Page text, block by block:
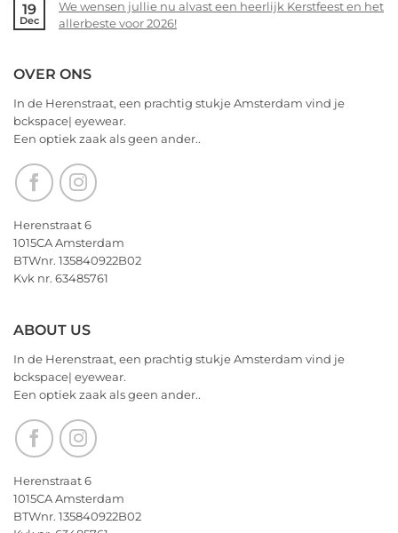
allerbeste
voor
bckspace
|
on
14
Valentijnsdag
19
Dec
We wensen jullie nu alvast een heerlijk Kerstfeest en het
allerbeste voor 2026!
on
wensen
jullie
nu
alvast
een
heerlijk
en
het
allerbeste
voor
OVER ONS
In de Herenstraat, een prachtig stukje Amsterdam vind je
bckspace| eyewear.
Een optiek zaak als geen ander..
Herenstraat 6
1015CA Amsterdam
BTWnr. 135840922B02
Kvk nr. 63485761
ABOUT US
In de Herenstraat, een prachtig stukje Amsterdam vind je
bckspace| eyewear.
Een optiek zaak als geen ander..
Herenstraat 6
1015CA Amsterdam
BTWnr. 135840922B02